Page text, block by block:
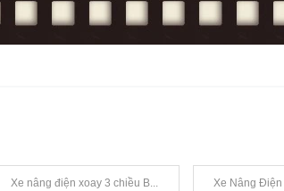
Xe nâng điện xoay 3 chiều B... Xe Nâng Điện